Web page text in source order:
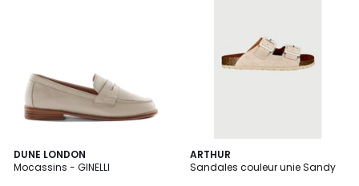
DUNE LONDON
Mocassins - GINELLI
2
Couleurs
ARTHUR
Sandales couleur unie Sandy